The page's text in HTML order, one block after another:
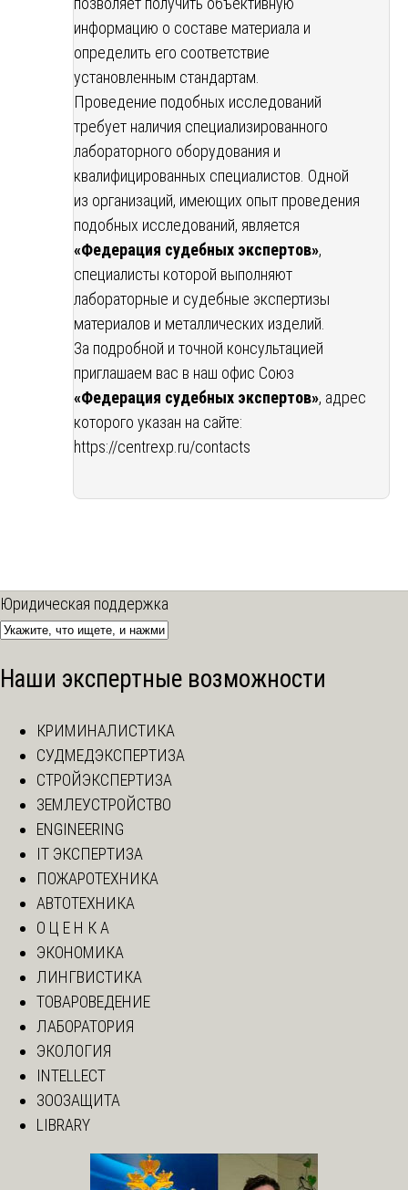
информацию о составе материала и
определить его соответствие
установленным стандартам.
Проведение подобных исследований
требует наличия специализированного
лабораторного оборудования и
квалифицированных специалистов. Одной
из организаций, имеющих опыт проведения
подобных исследований, является
«Федерация судебных экспертов»,
специалисты которой выполняют
лабораторные и судебные экспертизы
материалов и металлических изделий.
За подробной и точной консультацией
приглашаем вас в наш офис Союз
«Федерация судебных экспертов», адрес
которого указан на сайте:
https://centrexp.ru/contacts
Юридическая поддержка
Наши экспертные возможности
КРИМИНАЛИСТИКА
СУДМЕДЭКСПЕРТИЗА
СТРОЙЭКСПЕРТИЗА
ЗЕМЛЕУСТРОЙСТВО
ENGINEERING
IT ЭКСПЕРТИЗА
ПОЖАРОТЕХНИКА
АВТОТЕХНИКА
О Ц Е Н К А
ЭКОНОМИКА
ЛИНГВИСТИКА
ТОВАРОВЕДЕНИЕ
ЛАБОРАТОРИЯ
ЭКОЛОГИЯ
INTELLECT
ЗООЗАЩИТА
LIBRARY